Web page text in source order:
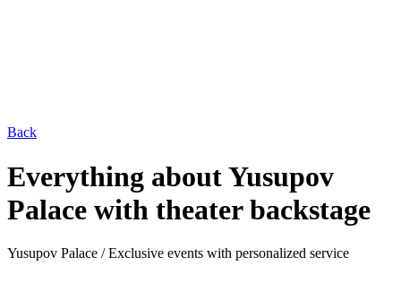
Back
Everything about Yusupov
Palace with theater backstage
Yusupov Palace / Exclusive events with personalized service